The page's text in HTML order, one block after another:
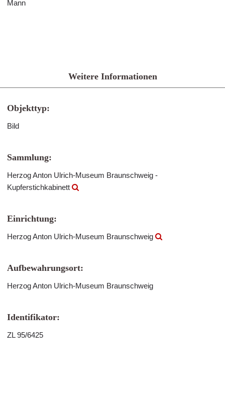
Mann
Weitere Informationen
Objekttyp:
Bild
Sammlung:
Herzog Anton Ulrich-Museum Braunschweig -
Kupferstichkabinett
Einrichtung:
Herzog Anton Ulrich-Museum Braunschweig
Aufbewahrungsort:
Herzog Anton Ulrich-Museum Braunschweig
Identifikator:
ZL 95/6425